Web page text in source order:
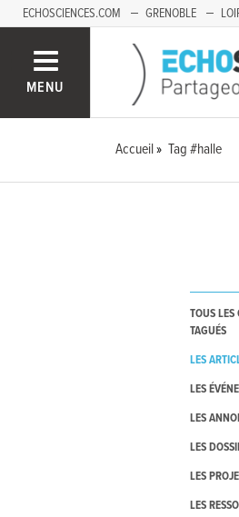
ECHOSCIENCES.COM GRENOBLE
MENU
Accueil Tag #halle
TOUS LES
TAGUÉS
LES
LES
LES
LES
LES
LES